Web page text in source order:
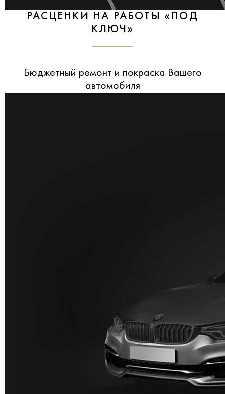
РАСЦЕНКИ НА РАБОТЫ «ПОД
КЛЮЧ»
Бюджетный ремонт и покраска Вашего
автомобиля